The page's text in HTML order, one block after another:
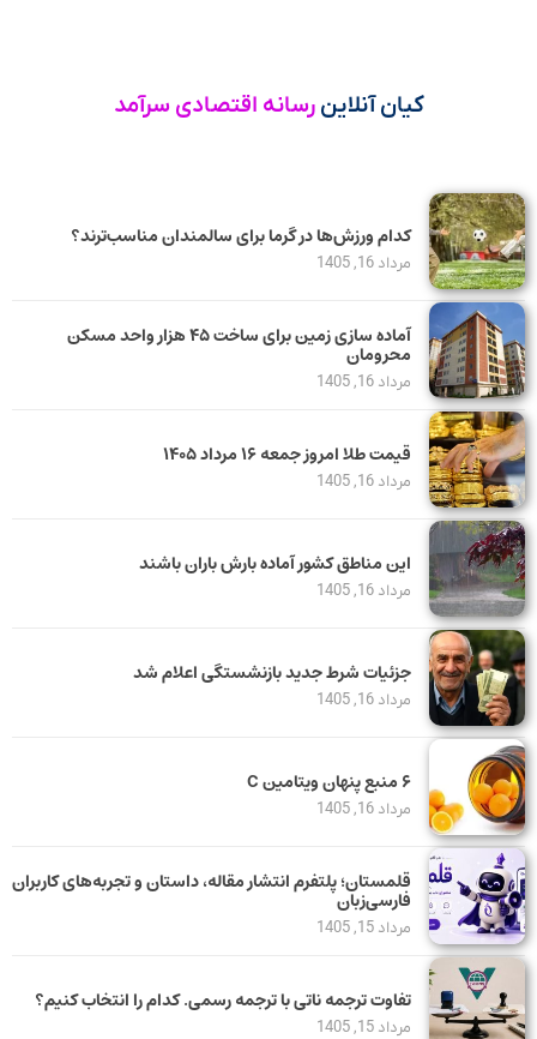
کیان آنلاین رسانه اقتصادی سرآمد
کدام ورزش‌ها در گرما برای سالمندان مناسب‌ترند؟
مرداد 16, 1405
آماده سازی زمین برای ساخت ۴۵ هزار واحد مسکن
محرومان
مرداد 16, 1405
قیمت طلا امروز جمعه ۱۶ مرداد ۱۴۰۵
مرداد 16, 1405
این مناطق کشور آماده بارش باران باشند
مرداد 16, 1405
جزئیات شرط جدید بازنشستگی اعلام شد
مرداد 16, 1405
۶ منبع پنهان ویتامین C
مرداد 16, 1405
قلمستان؛ پلتفرم انتشار مقاله، داستان و تجربه‌های کاربران
فارسی‌زبان
مرداد 15, 1405
تفاوت ترجمه ناتی با ترجمه رسمی. کدام را انتخاب کنیم؟
مرداد 15, 1405